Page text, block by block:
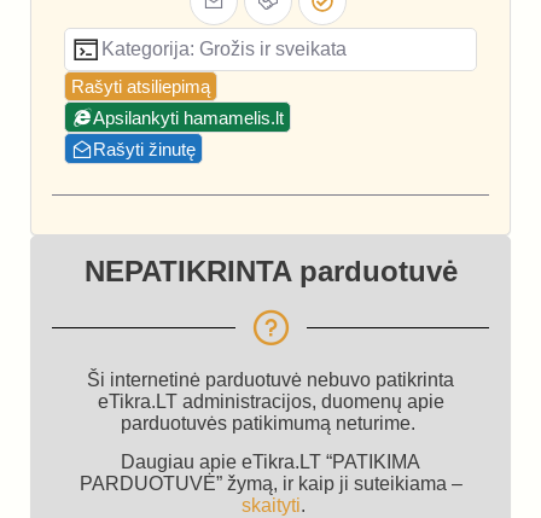
Kategorija: Grožis ir sveikata
Rašyti atsiliepimą
Apsilankyti hamamelis.lt
Rašyti žinutę
NEPATIKRINTA parduotuvė
Ši internetinė parduotuvė nebuvo patikrinta
eTikra.LT administracijos, duomenų apie
parduotuvės patikimumą neturime.
Daugiau apie eTikra.LT “PATIKIMA
PARDUOTUVĖ” žymą, ir kaip ji suteikiama –
skaityti.